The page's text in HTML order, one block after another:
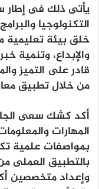
يأتى ذلك فى إطار
التكنولوجيا
خلق بيئة تعليمية
والإبداع، وتنمية
قادر على التميز
من خلال تطبيق
أكد كشك سعى
المهارات
بمواصفات علمية
بالتطبيق العملى
وإعداد متخصصين